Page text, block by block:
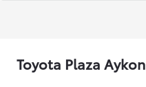
Toyota Plaza Aykon